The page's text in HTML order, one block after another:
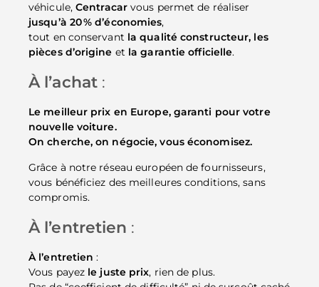
véhicule, Centracarvous permet de réaliser
jusqu’à 20 % d’économies,
tout en conservant la qualité constructeur, les
pièces d’origine et la garantie officielle.
À l’achat:
Le meilleur prix en Europe, garanti pour votre
nouvelle voiture.
On cherche, on négocie, vous économisez.
Grâce à notre réseau européen de fournisseurs,
vous bénéficiez des meilleures conditions, sans
compromis.
À l’entretien :
À l’entretien :
Vous payez le juste prix, rien de plus.